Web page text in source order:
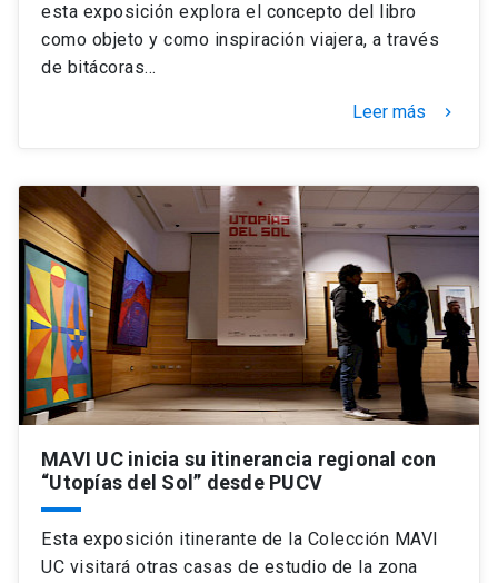
esta exposición explora el concepto del libro
como objeto y como inspiración viajera, a través
de bitácoras…
Leer más keyboard_arrow_right
MAVI UC inicia su itinerancia regional con
“Utopías del Sol” desde PUCV
Esta exposición itinerante de la Colección MAVI
UC visitará otras casas de estudio de la zona